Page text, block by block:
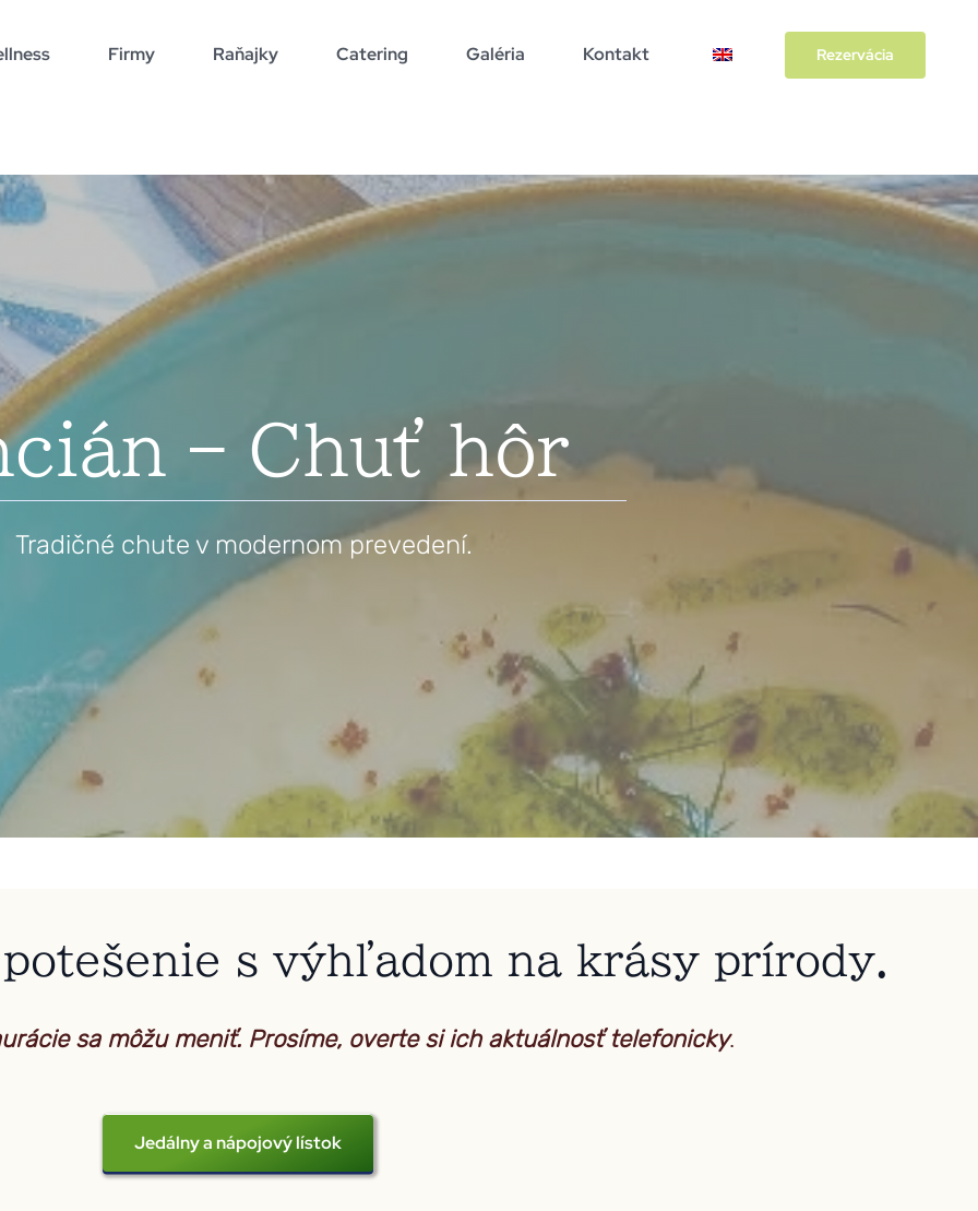
Firmy Raňajky Catering Galéria Kontakt Rezervácia
– Chuť hôr
Tradičné chute v modernom prevedení.
s výhľadom na krásy prírody.
sa môžu meniť. Prosíme, overte si ich aktuálnosť telefonicky.
Jedálny a nápojový lístok